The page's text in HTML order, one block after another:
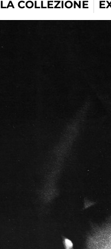
LA COLLEZIONE